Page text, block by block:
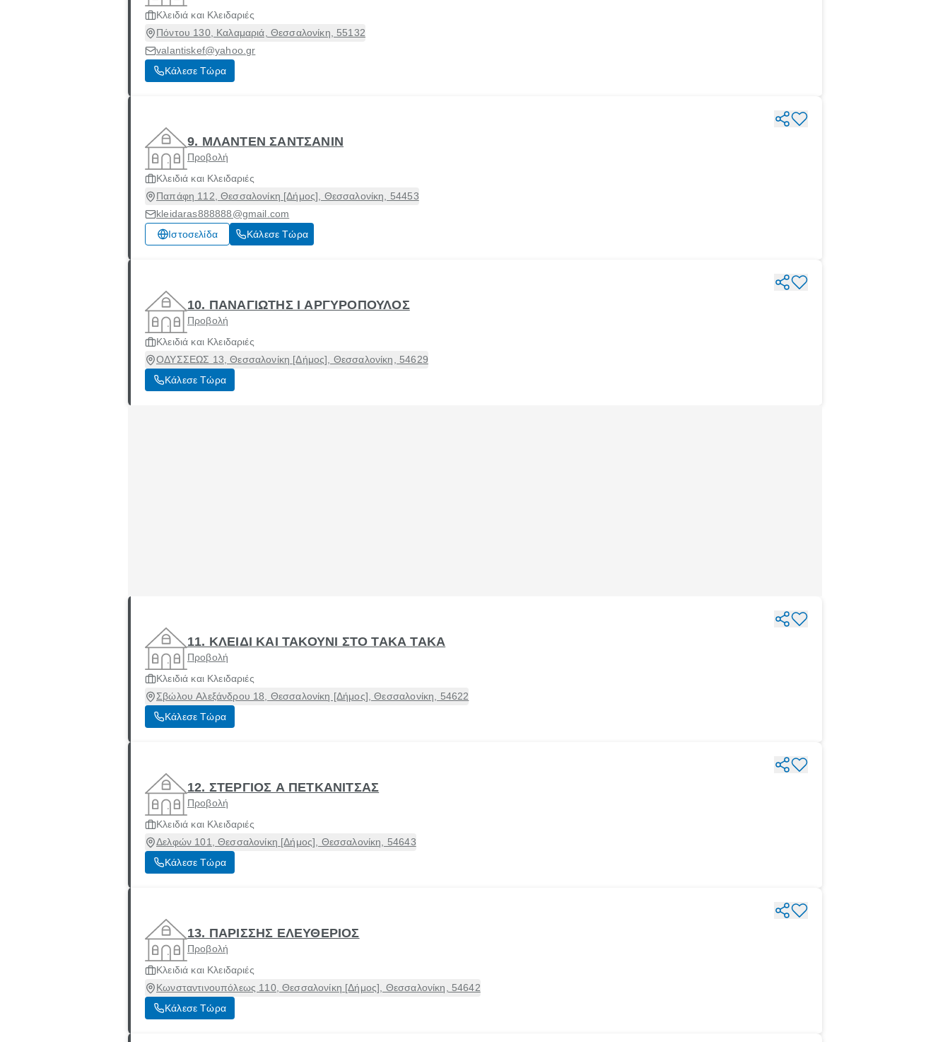
Κλειδιά και Κλειδαριές
Πόντου 130, Καλαμαριά, Θεσσαλονίκη, 55132
valantiskef@yahoo.gr
Κάλεσε Τώρα
9. ΜΛΑΝΤΕΝ ΣΑΝΤΣΑΝΙΝ
Προβολή
Κλειδιά και Κλειδαριές
Παπάφη 112, Θεσσαλονίκη [Δήμος], Θεσσαλονίκη, 54453
kleidaras888888@gmail.com
Ιστοσελίδα
Κάλεσε Τώρα
10. ΠΑΝΑΓΙΩΤΗΣ Ι ΑΡΓΥΡΟΠΟΥΛΟΣ
Προβολή
Κλειδιά και Κλειδαριές
ΟΔΥΣΣΕΩΣ 13, Θεσσαλονίκη [Δήμος], Θεσσαλονίκη, 54629
Κάλεσε Τώρα
11. ΚΛΕΙΔΙ ΚΑΙ ΤΑΚΟΥΝΙ ΣΤΟ ΤΑΚΑ ΤΑΚΑ
Προβολή
Κλειδιά και Κλειδαριές
Σβώλου Αλεξάνδρου 18, Θεσσαλονίκη [Δήμος], Θεσσαλονίκη, 54622
Κάλεσε Τώρα
12. ΣΤΕΡΓΙΟΣ Α ΠΕΤΚΑΝΙΤΣΑΣ
Προβολή
Κλειδιά και Κλειδαριές
Δελφών 101, Θεσσαλονίκη [Δήμος], Θεσσαλονίκη, 54643
Κάλεσε Τώρα
13. ΠΑΡΙΣΣΗΣ ΕΛΕΥΘΕΡΙΟΣ
Προβολή
Κλειδιά και Κλειδαριές
Κωνσταντινουπόλεως 110, Θεσσαλονίκη [Δήμος], Θεσσαλονίκη, 54642
Κάλεσε Τώρα